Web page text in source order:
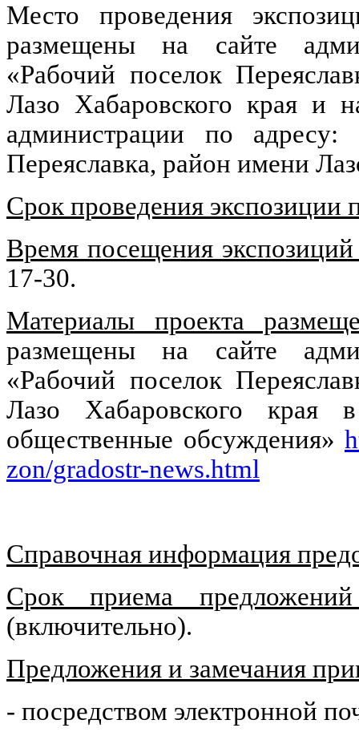
Место проведения
размещены на сайте
«Рабочий поселок
Лазо Хабаровского края и
администрации по
Переяславка, район имени
Срок проведения экспозиции
Время посещения экспозиций
17-30.
Материалы проекта
размещены на сайте
«Рабочий поселок
Лазо Хабаровского края
общественные обсуждения»
zon/gradostr-news.html
Справочная информация
Срок приема
(включительно).
Предложения и замечания
- посредством электронной